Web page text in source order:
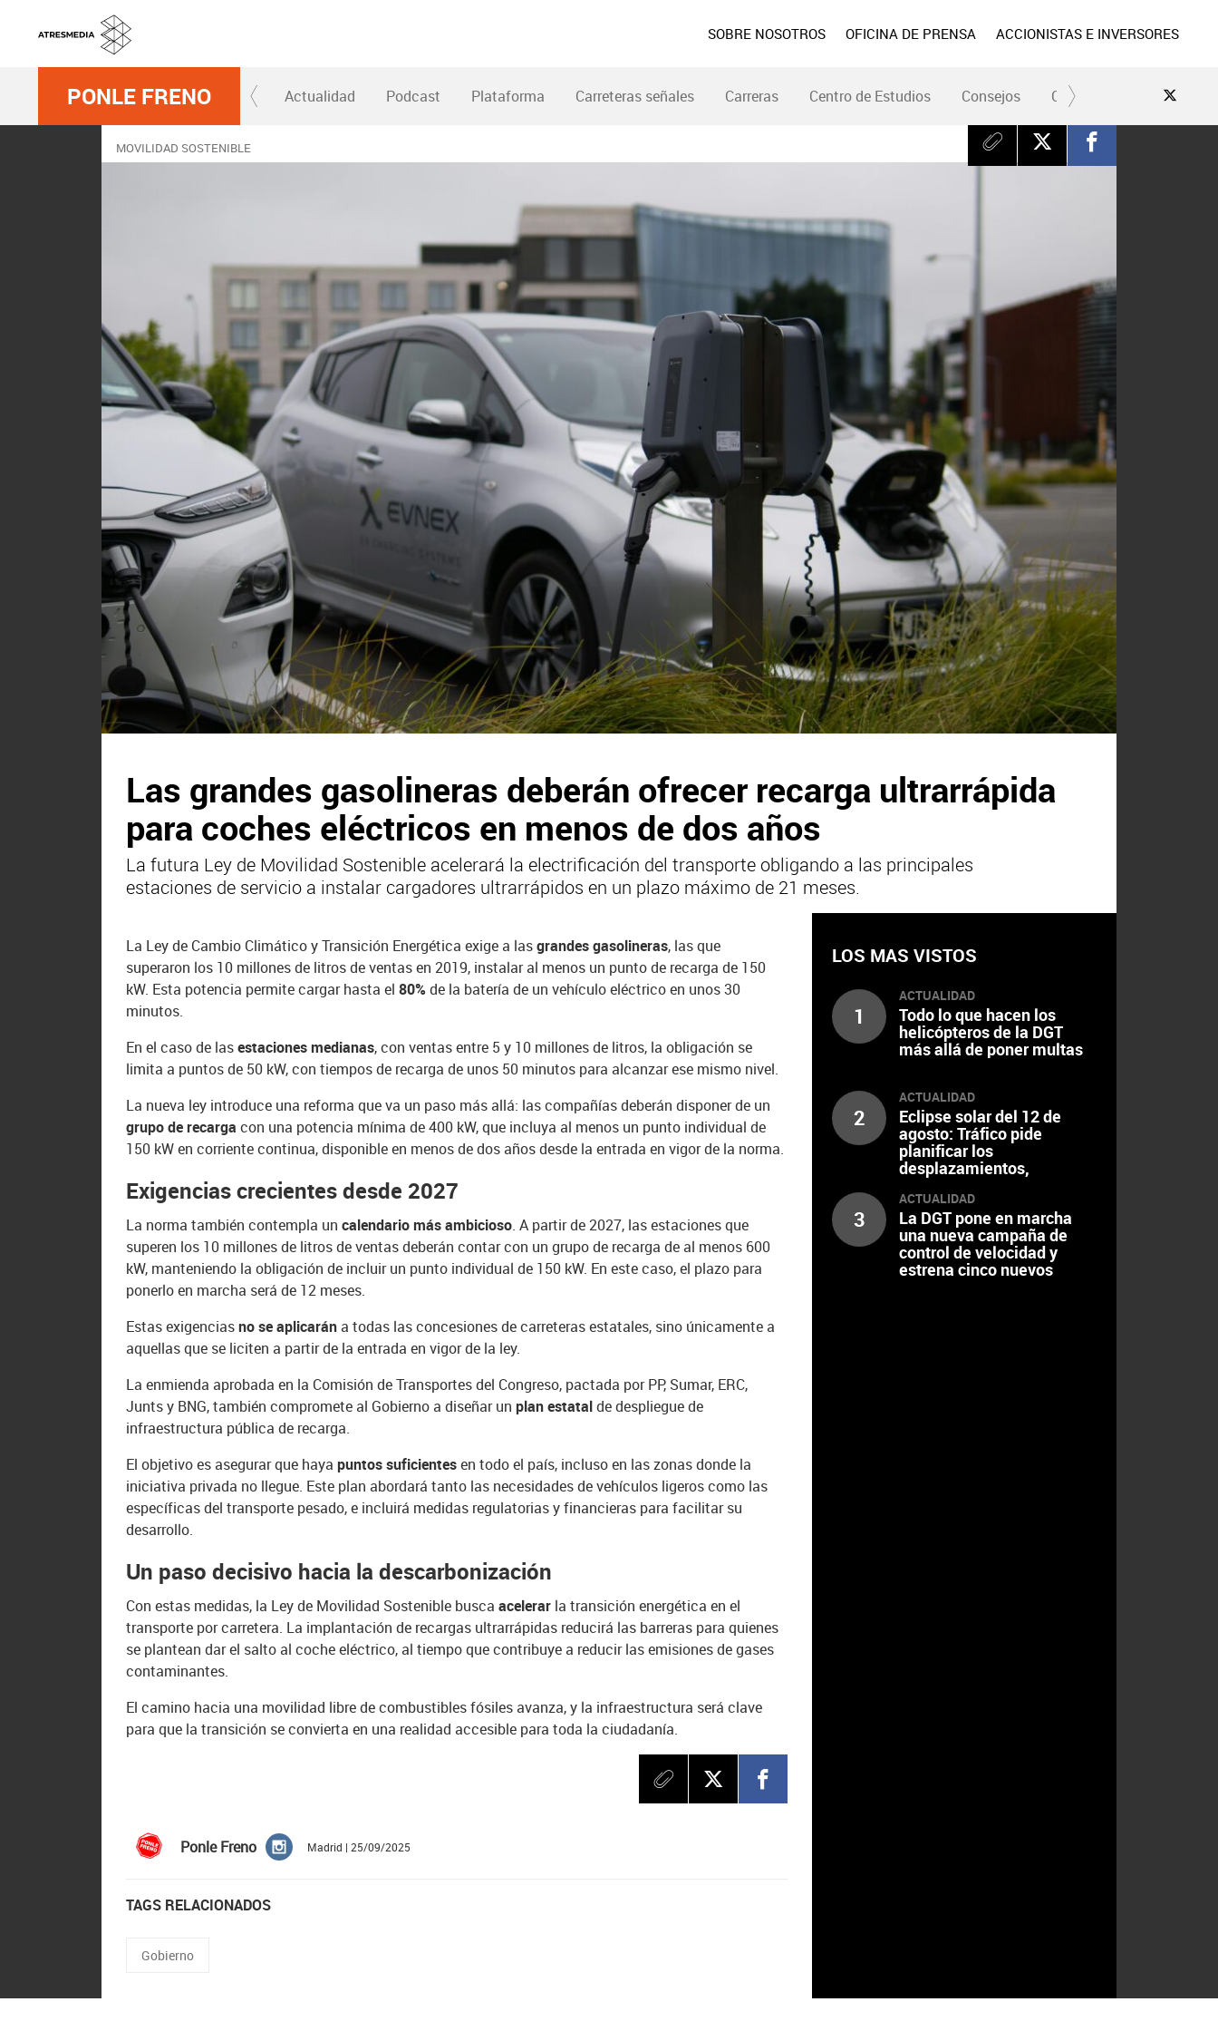
SOBRE NOSOTROS OFICINA DE PRENSA ACCIONISTAS E INVERSORES
PONLE FRENO Actualidad Podcast Plataforma Carreteras señales Carreras Centro de Estudios Consejos Conduce Seguro
MOVILIDAD SOSTENIBLE
Las grandes gasolineras deberán ofrecer recarga ultrarrápida
para coches eléctricos en menos de dos años
La futura Ley de Movilidad Sostenible acelerará la electrificación del transporte obligando a las principales
estaciones de servicio a instalar cargadores ultrarrápidos en un plazo máximo de 21 meses.
La Ley de Cambio Climático y Transición Energética exige a lasgrandes gasolineras, las que
superaron los 10 millones de litros de ventas en 2019, instalar al menos un punto de recarga de 150
kW. Esta potencia permite cargar hasta el80%de la batería de un vehículo eléctrico en unos 30
minutos.
En el caso de lasestaciones medianas, con ventas entre 5 y 10 millones de litros, la obligación se
limita a puntos de 50 kW, con tiempos de recarga de unos 50 minutos para alcanzar ese mismo nivel.
La nueva ley introduce una reforma que va un paso más allá: las compañías deberán disponer de un
grupo de recarga con una potencia mínima de 400 kW, que incluya al menos un punto individual de
150 kW en corriente continua, disponible en menos de dos años desde la entrada en vigor de la norma.
Exigencias crecientes desde 2027
La norma también contempla uncalendario más ambicioso. A partir de 2027, las estaciones que
superen los 10 millones de litros de ventas deberán contar con un grupo de recarga de al menos 600
kW, manteniendo la obligación de incluir un punto individual de 150 kW. En este caso, el plazo para
ponerlo en marcha será de 12 meses.
Estas exigenciasno se aplicarána todas las concesiones de carreteras estatales, sino únicamente a
aquellas que se liciten a partir de la entrada en vigor de la ley.
La enmienda aprobada en la Comisión de Transportes del Congreso, pactada por PP, Sumar, ERC,
Junts y BNG, también compromete al Gobierno a diseñar unplan estatalde despliegue de
infraestructura pública de recarga.
El objetivo es asegurar que hayapuntos suficientesen todo el país, incluso en las zonas donde la
iniciativa privada no llegue. Este plan abordará tanto las necesidades de vehículos ligeros como las
específicas del transporte pesado, e incluirá medidas regulatorias y financieras para facilitar su
desarrollo.
Un paso decisivo hacia la descarbonización
Con estas medidas, la Ley de Movilidad Sostenible buscaacelerar la transición energética en el
transporte por carretera. La implantación de recargas ultrarrápidas reducirá las barreras para quienes
se plantean dar el salto al coche eléctrico, al tiempo que contribuye a reducir las emisiones de gases
contaminantes.
El camino hacia una movilidad libre de combustibles fósiles avanza, y la infraestructura será clave
para que la transición se convierta en una realidad accesible para toda la ciudadanía.
Ponle Freno Madrid | 25/09/2025
TAGS RELACIONADOS
Gobierno
LOS MAS VISTOS
1
ACTUALIDAD
Todo lo que hacen los
helicópteros de la DGT
más allá de poner multas
2
ACTUALIDAD
Eclipse solar del 12 de
agosto: Tráfico pide
planificar los
desplazamientos,
escalonar el regreso y
extremar la precaución al
volante
3
ACTUALIDAD
La DGT pone en marcha
una nueva campaña de
control de velocidad y
estrena cinco nuevos